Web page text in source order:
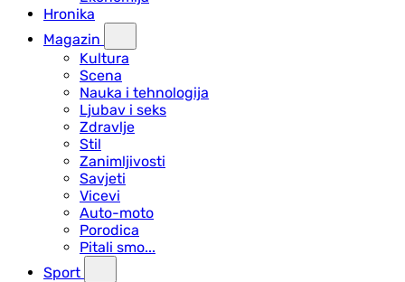
Hronika
Magazin
Kultura
Scena
Nauka i tehnologija
Ljubav i seks
Zdravlje
Stil
Zanimljivosti
Savjeti
Vicevi
Auto-moto
Porodica
Pitali smo...
Sport